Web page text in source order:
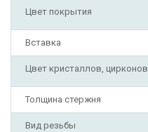
Цвет покрытия
Вставка
Цвет кристаллов, цирконов
Толщина стержня
Вид резьбы